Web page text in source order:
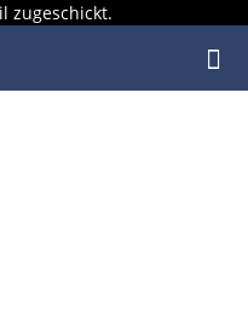
zugeschickt.